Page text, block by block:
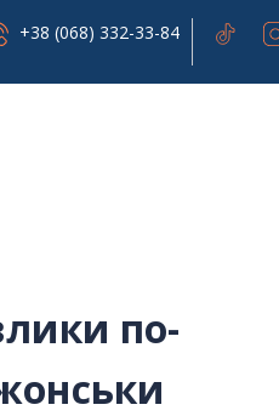
+38 (068) 332-33-84
по-